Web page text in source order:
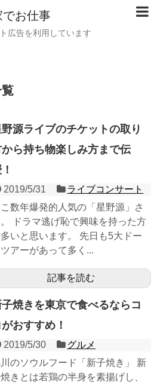
お仕事
広告を利用しています
覧
源ライブのチケットの取り
ら持ち物楽しみ方まで伝
2019/5/31
ライブコンサート
数年爆発的人気の「星野源」さ
。 ドラマ逃げ恥で興味を持った方
多いと思います。 先日も5大ドー
ツアーがあって多く...
記事を読む
子焼きを東京で食べるならコ
がおすすめ！
2019/5/30
グルメ
のソウルフード「新子焼き」 新
きとは若鶏の半身を素揚げし、